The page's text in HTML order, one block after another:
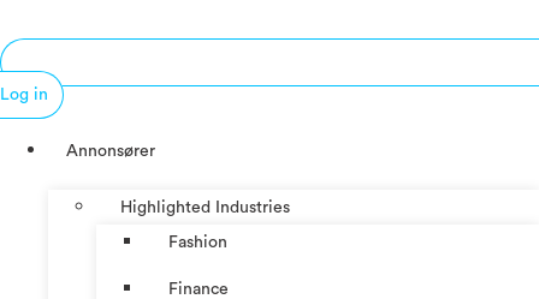
Log in
Annonsører
Highlighted Industries
Fashion
Finance